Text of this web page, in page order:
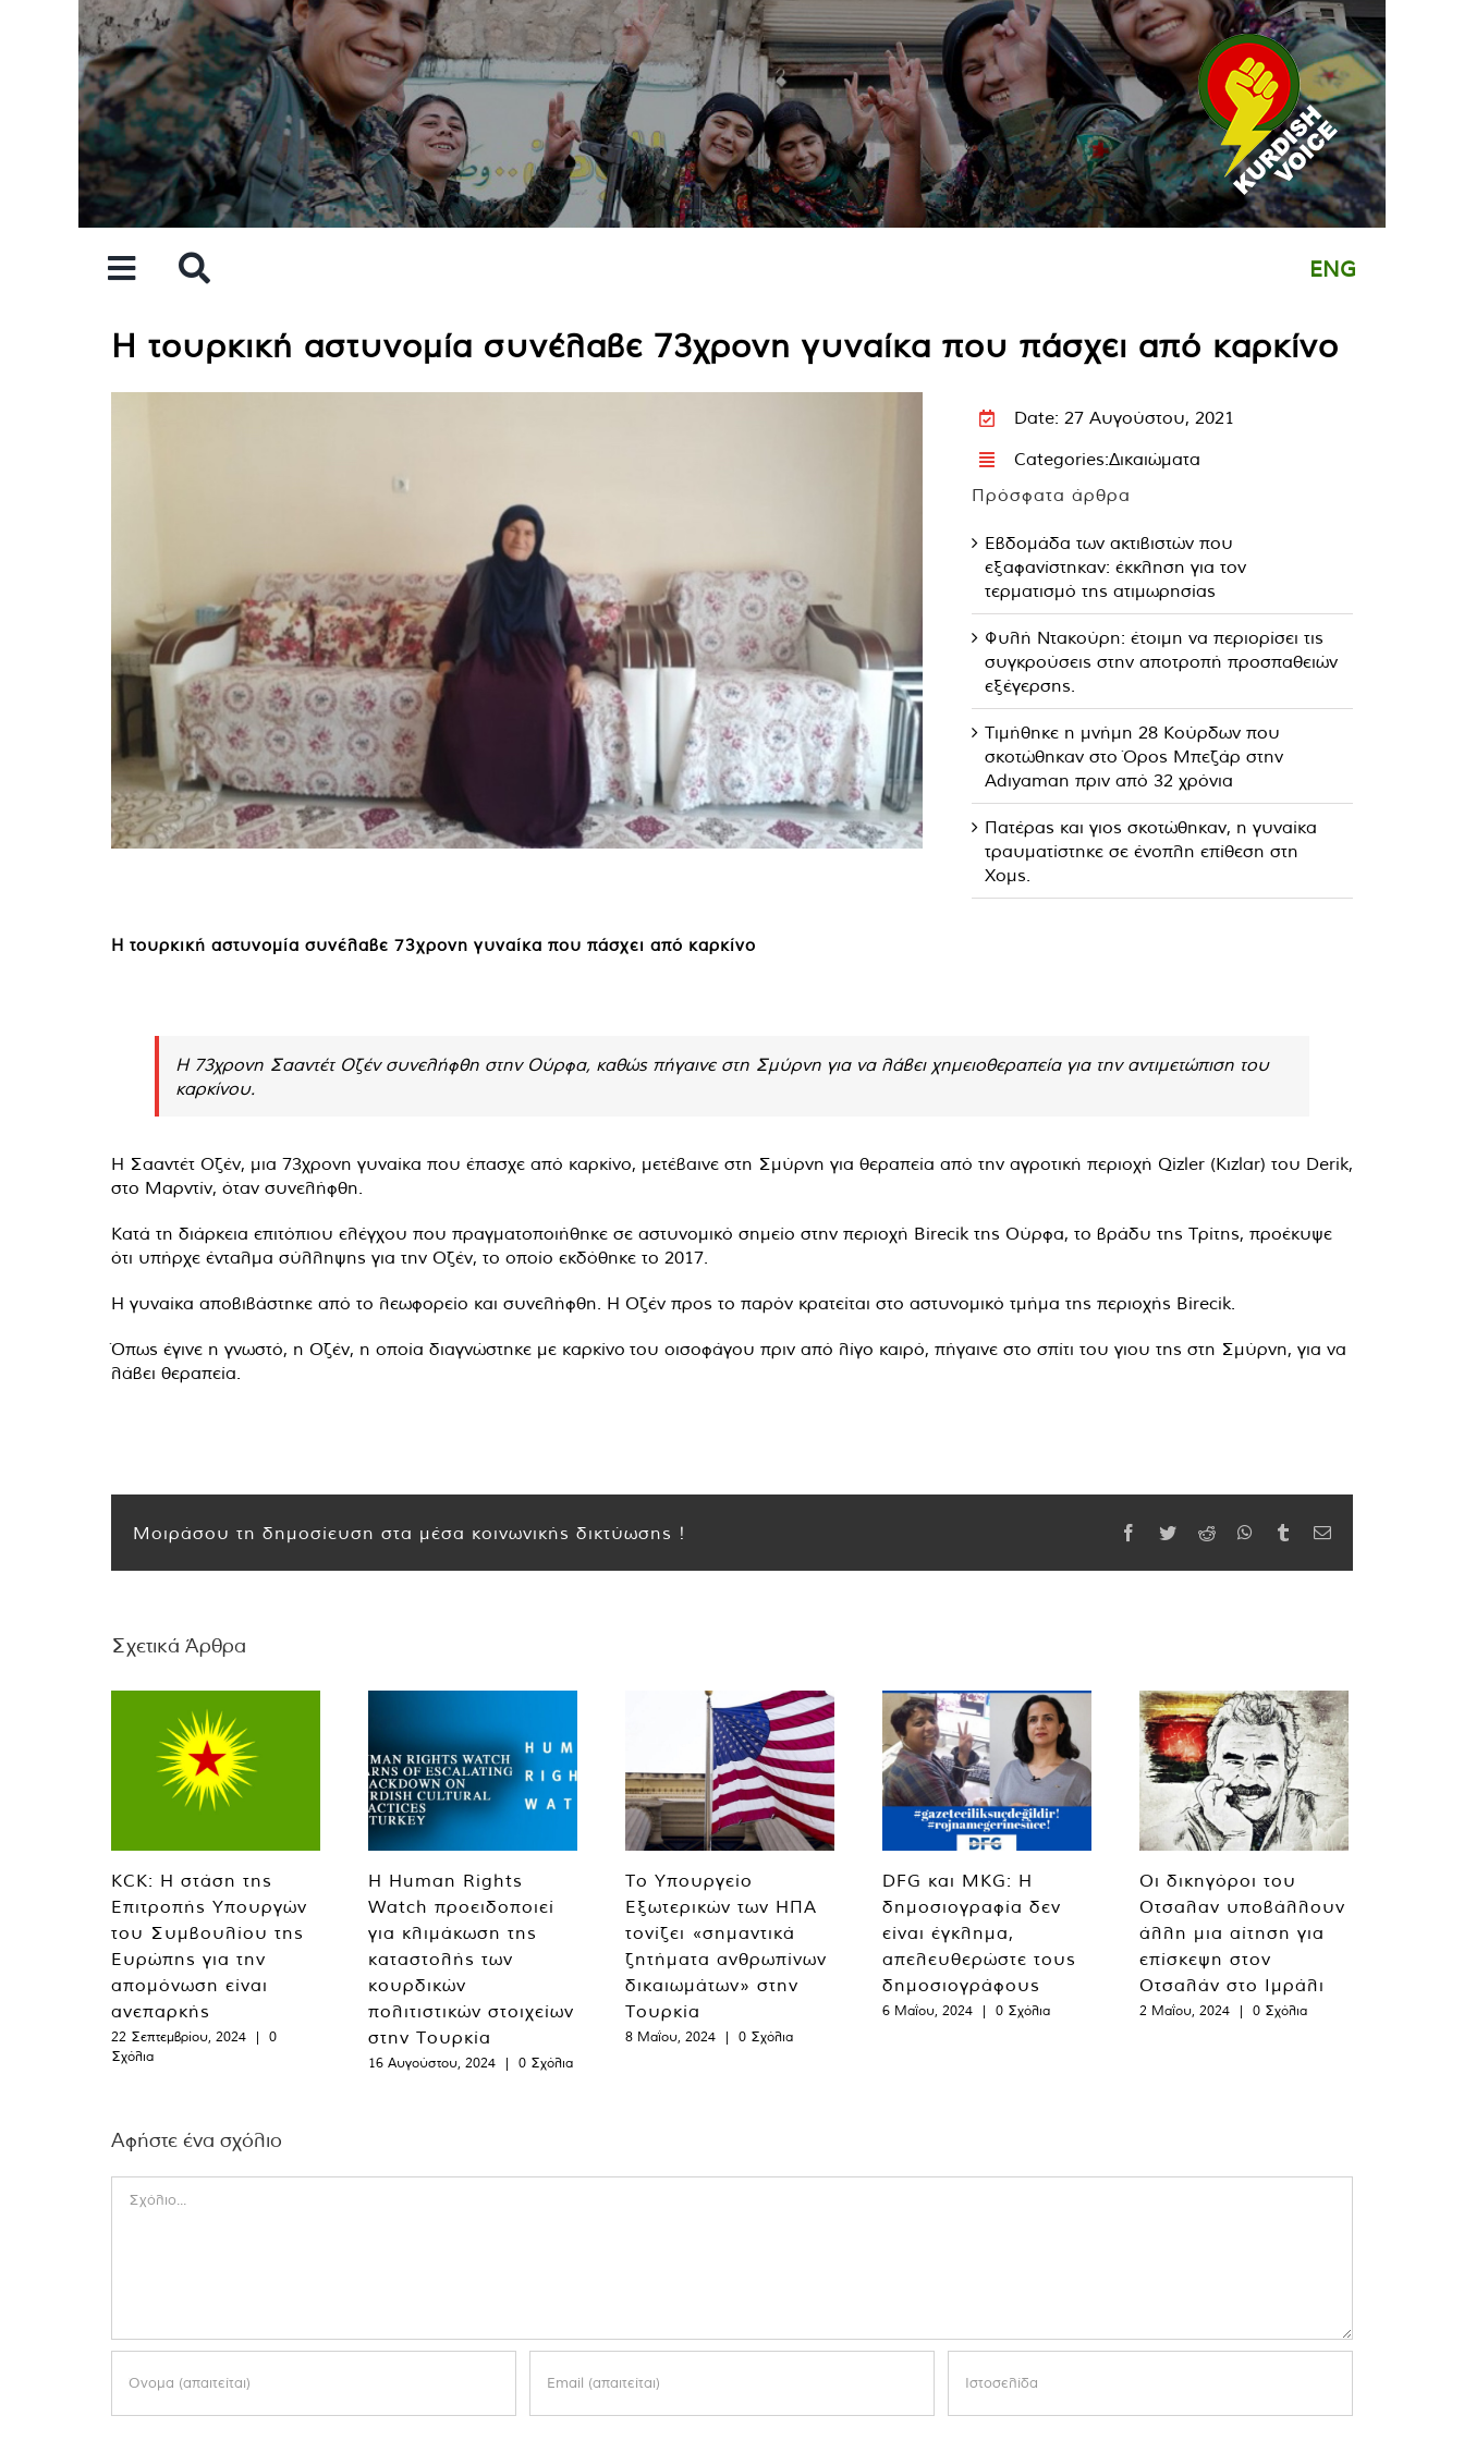
ENG
Η τουρκική αστυνομία συνέλαβε 73χρονη γυναίκα που πάσχει από καρκίνο
Date: 27 Αυγούστου, 2021
Categories:Δικαιώματα
Πρόσφατα άρθρα
Εβδομάδα των ακτιβιστών που
εξαφανίστηκαν: έκκληση για τον
τερματισμό της ατιμωρησίας
Φυλή Ντακούρη: έτοιμη να περιορίσει τις
συγκρούσεις στην αποτροπή προσπαθειών
εξέγερσης.
Τιμήθηκε η μνήμη 28 Κούρδων που
σκοτώθηκαν στο Όρος Μπεζάρ στην
Adıyaman πριν από 32 χρόνια
Πατέρας και γιος σκοτώθηκαν, η γυναίκα
τραυματίστηκε σε ένοπλη επίθεση στη
Χομς.
Η τουρκική αστυνομία συνέλαβε 73χρονη γυναίκα που πάσχει από καρκίνο
Η 73χρονη Σααντέτ Οζέν συνελήφθη στην Ούρφα, καθώς πήγαινε στη Σμύρνη για να λάβει χημειοθεραπεία για την αντιμετώπιση του
καρκίνου.
Η Σααντέτ Οζέν, μια 73χρονη γυναίκα που έπασχε από καρκίνο, μετέβαινε στη Σμύρνη για θεραπεία από την αγροτική περιοχή Qizler (Kızlar) του Derik,
στο Μαρντίν, όταν συνελήφθη.
Κατά τη διάρκεια επιτόπιου ελέγχου που πραγματοποιήθηκε σε αστυνομικό σημείο στην περιοχή Birecik της Ούρφα, το βράδυ της Τρίτης, προέκυψε
ότι υπήρχε ένταλμα σύλληψης για την Οζέν, το οποίο εκδόθηκε το 2017.
Η γυναίκα αποβιβάστηκε από το λεωφορείο και συνελήφθη. Η Οζέν προς το παρόν κρατείται στο αστυνομικό τμήμα της περιοχής Birecik.
Όπως έγινε η γνωστό, η Οζέν, η οποία διαγνώστηκε με καρκίνο του οισοφάγου πριν από λίγο καιρό, πήγαινε στο σπίτι του γιου της στη Σμύρνη, για να
λάβει θεραπεία.
Μοιράσου τη δημοσίευση στα μέσα κοινωνικής δικτύωσης ! Facebook
TwitterReddit WhatsApp
TumblrEmail
Σχετικά Άρθρα
KCK: Η στάση της
Επιτροπής Υπουργών
του Συμβουλίου της
Ευρώπης για την
απομόνωση είναι
ανεπαρκής
22 Σεπτεμβρίου, 2024 |
0
Σχόλια
Η Human Rights
Watch προειδοποιεί
για κλιμάκωση της
καταστολής των
κουρδικών
πολιτιστικών στοιχείων
στην Τουρκία
16 Αυγούστου, 2024 | 0 Σχόλια
Το Υπουργείο
Εξωτερικών των ΗΠΑ
τονίζει «σημαντικά
ζητήματα ανθρωπίνων
δικαιωμάτων» στην
Τουρκία
8 Μαΐου, 2024 | 0 Σχόλια
DFG και MKG: Η
δημοσιογραφία δεν
είναι έγκλημα,
απελευθερώστε τους
δημοσιογράφους
6 Μαΐου, 2024 | 0 Σχόλια
Οι δικηγόροι του
Οτσαλαν υποβάλλουν
άλλη μια αίτηση για
επίσκεψη στον
Οτσαλάν στο Ιμράλι
2 Μαΐου, 2024 | 0 Σχόλια
Αφήστε ένα σχόλιο